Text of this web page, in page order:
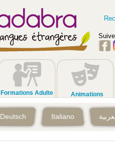
Formations Adulte Animations
Deutsch Italiano